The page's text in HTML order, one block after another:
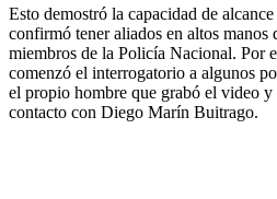
Esto demostró la capacidad de
confirmó tener aliados en altos
miembros de la Policía Nacional. Por
comenzó el interrogatorio a algunos
el propio hombre que grabó el video
contacto con Diego Marín Buitrago.